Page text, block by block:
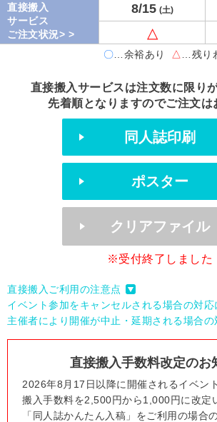
直接搬入
サービス
ご注文状況> >
8/15 (土)
△
〇 …余裕あり △ …残り
直接搬入サービスは注文数に限り
先着順となりますのでご注文は
同人誌印刷
ポスター
クリアファイル
※受付終了しました
直接搬入ご利用の注意点
イベント参加をキャンセルされる場合の対応
主催者により開催が中止・延期される場合の
直接搬入手数料改定のお
2026年8月17日以降に開催されるイベン
搬入手数料を2,500円から1,000円に改定
「同人誌かんたん入稿」をご利用の場合